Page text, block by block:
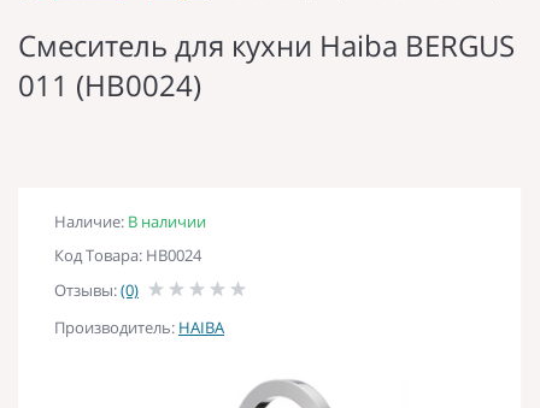
Смеситель для кухни Haiba BERGUS
011 (HB0024)
Наличие: В наличии
Код Товара: HB0024
Отзывы:(0)
Производитель: HAIBA